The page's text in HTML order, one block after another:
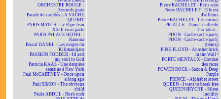
ORCHESTRE ROUGE -
Seconds grate
Parade de variétés LA VACHE
QUI RIT
PARIS MATCH - Le Pape Jean
XXIII vous parle
PARIS PALACE HOTEL -
Ramona
Pascal DANEL - Les neiges du
Kilimandjaro
PASSION FODDER - I'd sell
my soul to God
Patricia KAAS - Une dernière
semaine à New York
Paul McCARTNEY - Once upon
a long ago
Paul SIMON - The obvious
child
Paula ABDUL - Rush rush
Pierre BACHELET - Écris-moi
Pierre BACHELET - Elle est
d'ailleurs
Pierre BACHELET - Les corons
PIGALLE - Dans la salle du
bar-tabac...
PIJON - Cache-cache party
PIJON - Cache-cache party
(remix)
PINK FLOYD - Another brick
in the Wall ²
PORTE MENTAUX - Combat
des races
POWER ROCK - Saxon & Deep
Purple
PRINCE - Alphabet street
QUEEN - I want to break free
QUEENSRYCHE - Silent
lucidity